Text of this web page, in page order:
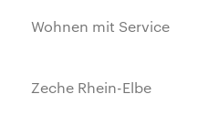
Wohnen mit Service
Zeche Rhein-Elbe